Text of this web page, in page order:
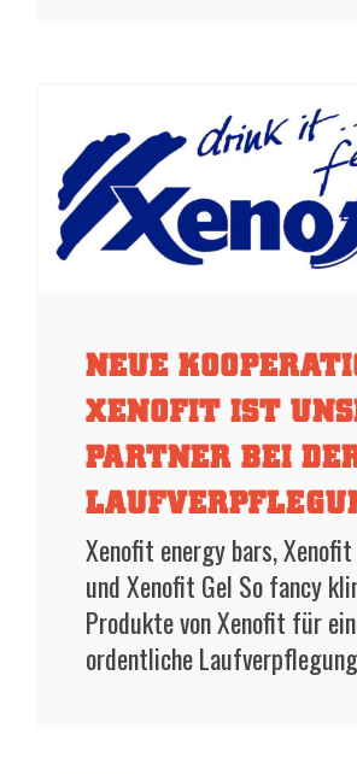
NEUE
XENOFIT IST
PARTNER BEI
Xenofit energy bars,
und Xenofit Gel So fancy
Produkte von Xenofit für
ordentliche